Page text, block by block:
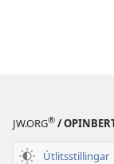
JW.ORG® /
Útlitsstillingar